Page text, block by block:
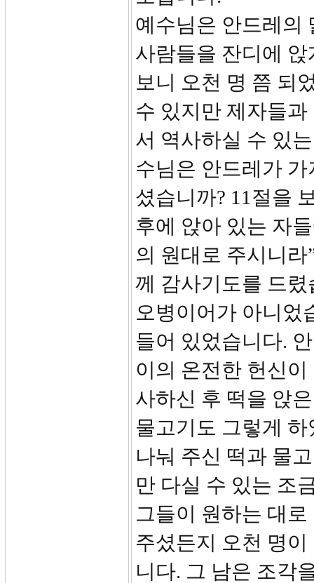
예수님은 안드레의
사람들을 잔디에
보니 오천 명 쯤 되
수 있지만 제자들
서 역사하실 수 있
수님은 안드레가
셨습니까? 11절을
후에 앉아 있는 자
의 원대로 주시니
께 감사기도를 드
오병이어가 아니었
들어 있었습니다.
이의 온전한 헌신
사하신 후 떡을 앉
물고기도 그렇게
나눠 주신 떡과 물
만 다실 수 있는 조
그들이 원하는 대
주셨든지 오천 명
니다. 그 남은 조각